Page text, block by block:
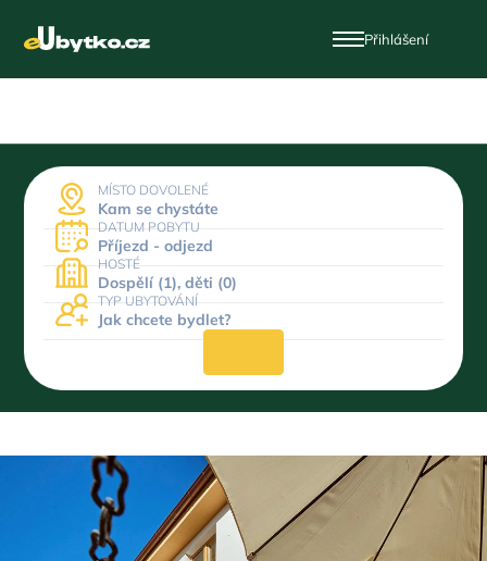
Přihlášení
MÍSTO DOVOLENÉ
Kam se chystáte
DATUM POBYTU
Příjezd - odjezd
HOSTÉ
Dospělí (1), děti (0)
TYP UBYTOVÁNÍ
Jak chcete bydlet?